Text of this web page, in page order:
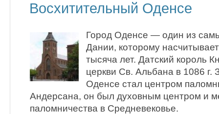
Восхитительный Оденсе
Город Оденсе — один из
Дании, которому
тысяча лет. Датский король
церкви Св. Альбана в 1086 г.
Оденсе стал центром
Андерсана, он был духовным центром и
паломничества в Средневековье.